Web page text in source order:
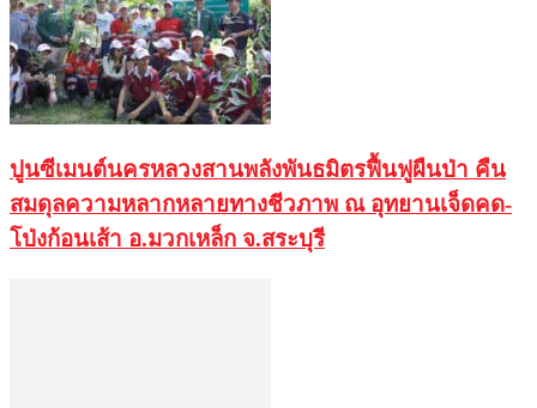
ปูนซีเมนต์นครหลวงสานพลังพันธมิตรฟื้นฟูผืนป่า คืน
สมดุลความหลากหลายทางชีวภาพ ณ อุทยานเจ็ดคด-
โป่งก้อนเส้า อ.มวกเหล็ก จ.สระบุรี